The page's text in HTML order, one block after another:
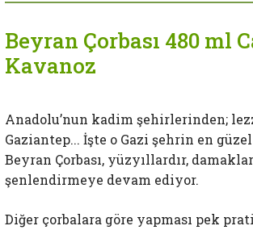
Beyran Çorbası 480 ml
Kavanoz
Anadolu’nun kadim şehirlerinden;
Gaziantep... İşte o Gazi şehrin en
Beyran Çorbası, yüzyıllardır,
şenlendirmeye devam ediyor.
Diğer çorbalara göre yapması pek